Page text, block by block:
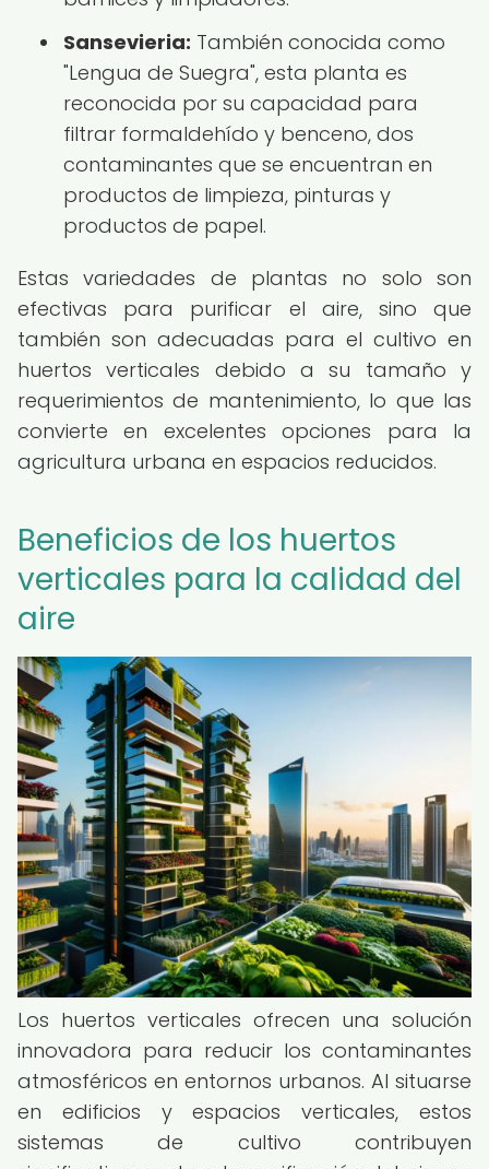
Sansevieria: También conocida como
"Lengua de Suegra", esta planta es
reconocida por su capacidad para
filtrar formaldehído y benceno, dos
contaminantes que se encuentran en
productos de limpieza, pinturas y
productos de papel.
Estas variedades de plantas no solo son
efectivas para purificar el aire, sino que
también son adecuadas para el cultivo en
huertos verticales debido a su tamaño y
requerimientos de mantenimiento, lo que las
convierte en excelentes opciones para la
agricultura urbana en espacios reducidos.
Beneficios de los huertos
verticales para la calidad del
aire
Los huertos verticales ofrecen una solución
innovadora para reducir los contaminantes
atmosféricos en entornos urbanos. Al situarse
en edificios y espacios verticales, estos
sistemas de cultivo contribuyen